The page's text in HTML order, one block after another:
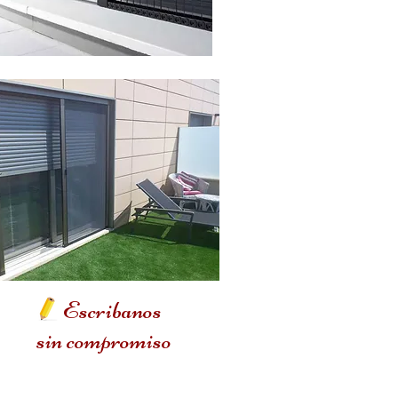
Escribanos
sin compromiso